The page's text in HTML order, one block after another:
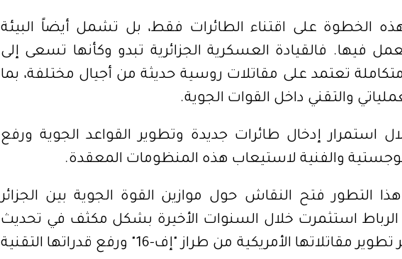
الخطوة على اقتناء الطائرات فقط، بل تشمل أيضاً البيئة
فيها. فالقيادة العسكرية الجزائرية تبدو وكأنها تسعى إلى
تعتمد على مقاتلات روسية حديثة من أجيال مختلفة، بما
والتقني داخل القوات الجوية.
استمرار إدخال طائرات جديدة وتطوير القواعد الجوية ورفع
والفنية لاستيعاب هذه المنظومات المعقدة.
التطور فتح النقاش حول موازين القوة الجوية بين الجزائر
استثمرت خلال السنوات الأخيرة بشكل مكثف في تحديث
أسطولها الجوي عبر تطوير مقاتلاتها الأمريكية من طراز "إف-16" ورفع قدراتها التقنية